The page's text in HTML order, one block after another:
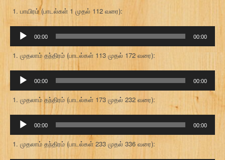
பாயிரம் (பாடல்கள் 1 முதல் 112 வரை):
கருவி
00:00 00:00
முதலாம் தந்திரம் (பாடல்கள் 113 முதல் 172 வரை):
கருவி
00:00 00:00
முதலாம் தந்திரம் (பாடல்கள் 173 முதல் 232 வரை):
கருவி
00:00 00:00
முதலாம் தந்திரம் (பாடல்கள் 233 முதல் 336 வரை):